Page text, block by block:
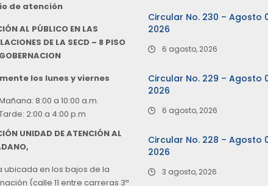
de atención
AL PÚBLICO EN LAS
DE LA SECD – 8 PISO
los lunes y viernes
8:00 a 10:00 a.m.
2:00 a 4:00 p.m
UNIDAD DE ATENCIÓN AL
ubicada en los bajos de la
(calle 11 entre carreras 3ª
Circular No. 230 – Agosto
2026
6 agosto, 2026
Circular No. 229 – Agosto
2026
6 agosto, 2026
Circular No. 228 – Agosto
2026
3 agosto, 2026